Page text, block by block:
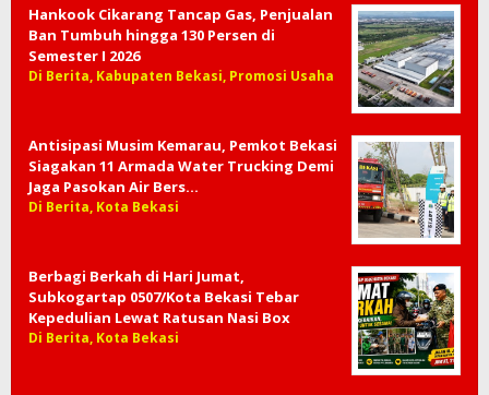
Hankook Cikarang Tancap Gas, Penjualan
Ban Tumbuh hingga 130 Persen di
Semester I 2026
Di Berita, Kabupaten Bekasi, Promosi Usaha
Antisipasi Musim Kemarau, Pemkot Bekasi
Siagakan 11 Armada Water Trucking Demi
Jaga Pasokan Air Bers…
Di Berita, Kota Bekasi
Berbagi Berkah di Hari Jumat,
Subkogartap 0507/Kota Bekasi Tebar
Kepedulian Lewat Ratusan Nasi Box
Di Berita, Kota Bekasi